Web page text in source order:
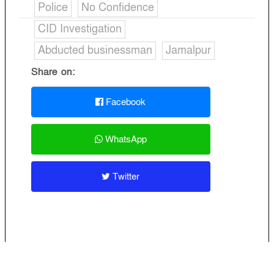
Police
No Confidence
CID Investigation
Abducted businessman
Jamalpur
Share on:
Facebook
WhatsApp
Twitter